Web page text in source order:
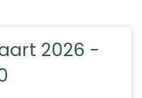
2026 -